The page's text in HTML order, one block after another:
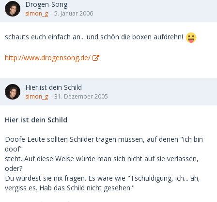
Drogen-Song
simon_g 5. Januar 2006
schauts euch einfach an... und schön die boxen aufdrehn!
http://www.drogensong.de/
Hier ist dein Schild
simon_g 31. Dezember 2005
Hier ist dein Schild
Doofe Leute sollten Schilder tragen müssen, auf denen "ich bin
doof"
steht. Auf diese Weise würde man sich nicht auf sie verlassen,
oder?
Du würdest sie nix fragen. Es wäre wie "Tschuldigung, ich... äh,
vergiss es. Hab das Schild nicht gesehen."